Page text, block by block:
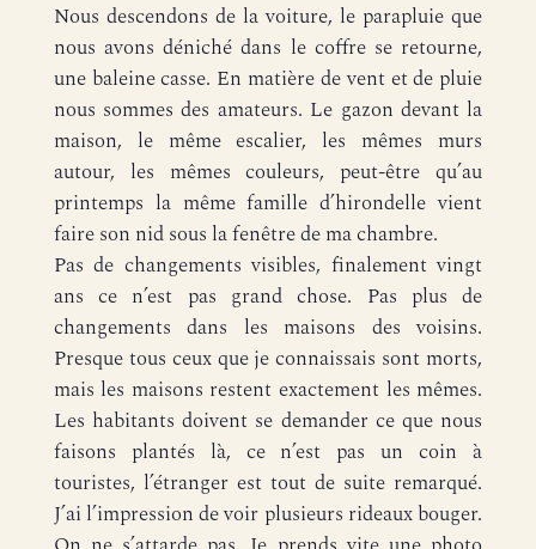
Nous descendons de la voiture, le parapluie que
nous avons déniché dans le coffre se retourne,
une baleine casse. En matière de vent et de pluie
nous sommes des amateurs. Le gazon devant la
maison, le même escalier, les mêmes murs
autour, les mêmes couleurs, peut-être qu’au
printemps la même famille d’hirondelle vient
faire son nid sous la fenêtre de ma chambre.
Pas de changements visibles, finalement vingt
ans ce n’est pas grand chose. Pas plus de
changements dans les maisons des voisins.
Presque tous ceux que je connaissais sont morts,
mais les maisons restent exactement les mêmes.
Les habitants doivent se demander ce que nous
faisons plantés là, ce n’est pas un coin à
touristes, l’étranger est tout de suite remarqué.
J’ai l’impression de voir plusieurs rideaux bouger.